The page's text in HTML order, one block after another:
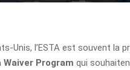
Unis, l’ESTA est souvent la
Waiver Program qui